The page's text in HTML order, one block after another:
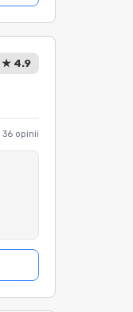
★ 4.9
36 opinii